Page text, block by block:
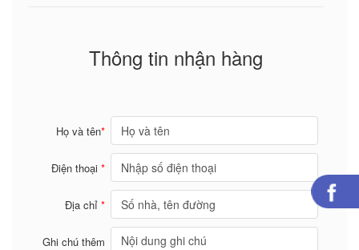
Thông tin nhận hàng
Họ và tên*
Điện thoại*
Địa chỉ*
Ghi chú thêm